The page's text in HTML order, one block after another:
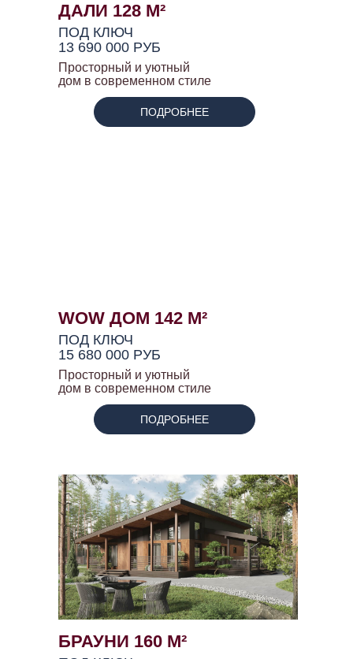
WOW ДОМ 142 М²
ПОД КЛЮЧ
15 680 000 РУБ
Просторный и уютный
дом в современном стиле
ПОДРОБНЕЕ
ДАЛИ 128 М²
ПОД КЛЮЧ
13 690 000 РУБ
Просторный и уютный
дом в современном стиле
ПОДРОБНЕЕ
БРАУНИ 160 М²